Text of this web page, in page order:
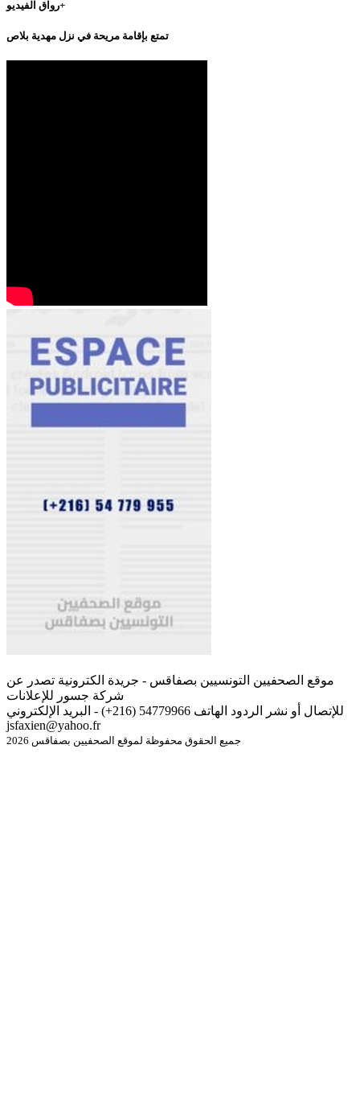
رواق الفيديو+
تمتع بإقامة مريحة في نزل مهدية بلاص
موقع الصحفيين التونسيين بصفاقس - جريدة الكترونية تصدر عن
شركة جسور للإعلانات
للإتصال أو نشر الردود الهاتف 54779966 (216+) - البريد الإلكتروني
jsfaxien@yahoo.fr
جميع الحقوق محفوظة لموقع الصحفيين بصفاقس 2026